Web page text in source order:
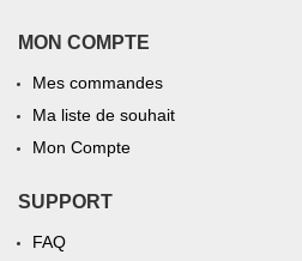
MON COMPTE
Mes commandes
Ma liste de souhait
Mon Compte
SUPPORT
FAQ